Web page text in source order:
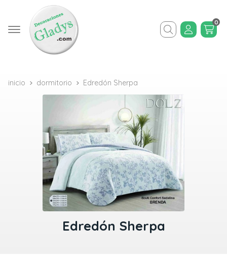
Buscar
0
inicio dormitorio Edredón Sherpa
Edredón Sherpa